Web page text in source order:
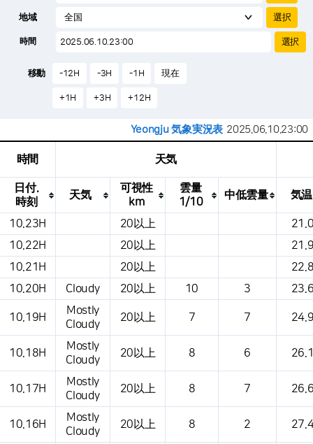
2.8m/s
地域
時間
移動 -12H -3H -1H 現在
+1H +3H +12H
Yeongju 気象実況表 2025.06.10.23:00
これは、場所、天気、気温、降水量、風、
気圧などを示す気象条件テーブルです。
時間 天気
日付.
時刻
天気
可視性
km
雲量
1/10
中低雲量 気温
10.23H 20以上
10.22H
20以上
10.21H
20以上
10.20H
Cloudy 20以上 10 3
10.19H
Mostly
Cloudy
20以上 7 7
10.18H
Mostly
Cloudy
20以上 8 6
10.17H
Mostly
Cloudy
20以上 8 7
10.16H
Mostly
Cloudy
20以上 8 2